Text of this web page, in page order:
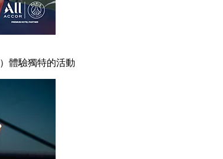
體驗獨特的活動